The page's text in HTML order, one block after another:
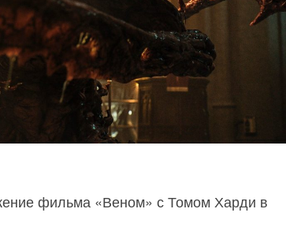
фильма «Веном» с Томом Харди в